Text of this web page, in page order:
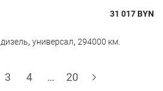
31 017BYN
дизель, универсал, 294000 км.
3 4 … 20